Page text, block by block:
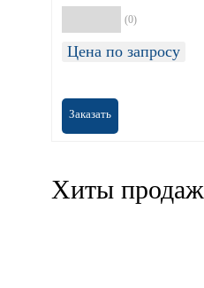
(0)
Цена по запросу
Заказать
Хиты продаж